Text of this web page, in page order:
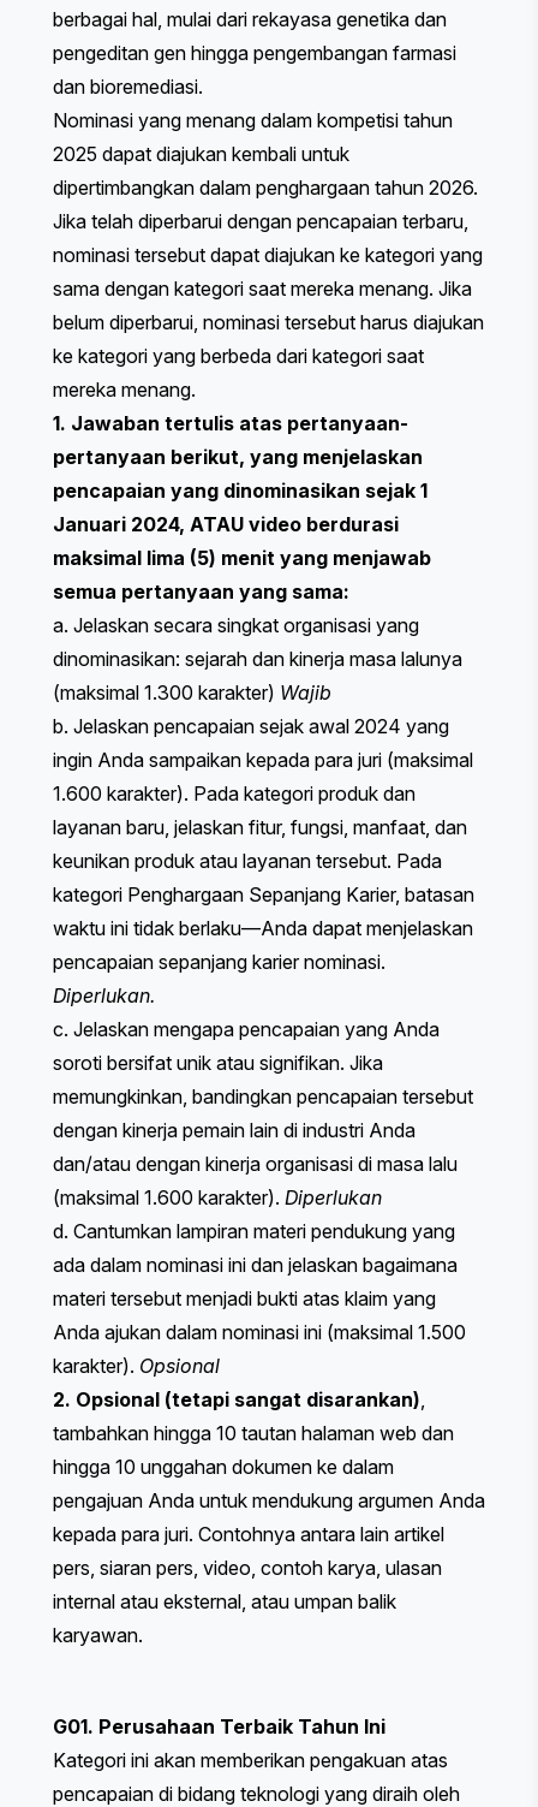
berbagai hal, mulai dari rekayasa genetika dan
pengeditan gen hingga pengembangan farmasi
dan bioremediasi.
Nominasi yang menang dalam kompetisi tahun
2025 dapat diajukan kembali untuk
dipertimbangkan dalam penghargaan tahun 2026.
Jika telah diperbarui dengan pencapaian terbaru,
nominasi tersebut dapat diajukan ke kategori yang
sama dengan kategori saat mereka menang. Jika
belum diperbarui, nominasi tersebut harus diajukan
ke kategori yang berbeda dari kategori saat
mereka menang.
1. Jawaban tertulis atas pertanyaan-
pertanyaan berikut, yang menjelaskan
pencapaian yang dinominasikan sejak 1
Januari 2024, ATAU video berdurasi
maksimal lima (5) menit yang menjawab
semua pertanyaan yang sama:
a. Jelaskan secara singkat organisasi yang
dinominasikan: sejarah dan kinerja masa lalunya
(maksimal 1.300 karakter) Wajib
b. Jelaskan pencapaian sejak awal 2024 yang
ingin Anda sampaikan kepada para juri (maksimal
1.600 karakter). ​​Pada kategori produk dan
layanan baru, jelaskan fitur, fungsi, manfaat, dan
keunikan produk atau layanan tersebut. Pada
kategori Penghargaan Sepanjang Karier, batasan
waktu ini tidak berlaku—Anda dapat menjelaskan
pencapaian sepanjang karier nominasi.
Diperlukan.
c. Jelaskan mengapa pencapaian yang Anda
soroti bersifat unik atau signifikan. Jika
memungkinkan, bandingkan pencapaian tersebut
dengan kinerja pemain lain di industri Anda
dan/atau dengan kinerja organisasi di masa lalu
(maksimal 1.600 karakter). Diperlukan
d. Cantumkan lampiran materi pendukung yang
ada dalam nominasi ini dan jelaskan bagaimana
materi tersebut menjadi bukti atas klaim yang
Anda ajukan dalam nominasi ini (maksimal 1.500
karakter). Opsional
2. Opsional (tetapi sangat disarankan),
tambahkan hingga 10 tautan halaman web dan
hingga 10 unggahan dokumen ke dalam
pengajuan Anda untuk mendukung argumen Anda
kepada para juri. Contohnya antara lain artikel
pers, siaran pers, video, contoh karya, ulasan
internal atau eksternal, atau umpan balik
karyawan.
G01. Perusahaan Terbaik Tahun Ini
Kategori ini akan memberikan pengakuan atas
pencapaian di bidang teknologi yang diraih oleh